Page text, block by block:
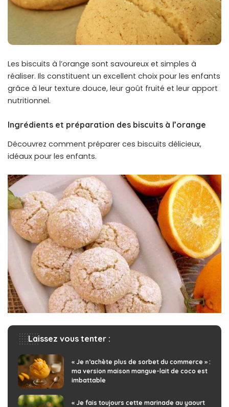
Les biscuits à l’orange sont savoureux et simples à
réaliser. Ils constituent un excellent choix pour les enfants
grâce à leur texture douce, leur goût fruité et leur apport
nutritionnel.
Ingrédients et préparation des biscuits à l’orange
Découvrez comment préparer ces biscuits délicieux,
idéaux pour les enfants.
Laissez vous tenter :
« Je n’achète plus de sorbet du commerce » :
ma version maison mangue-lait de coco est
imbattable
« Je fais toujours cette marinade au yaourt